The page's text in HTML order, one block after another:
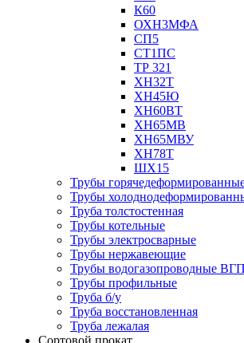
К60
ОХН3МФА
СП5
СТ1ПС
ТР 321
ХН32Т
ХН45Ю
ХН60ВТ
ХН65МВ
ХН65МВУ
ХН78Т
ШХ15
Трубы
Трубы
Труба толстостенная
Трубы котельные
Трубы электросварные
Трубы нержавеющие
Трубы водогазопроводные ВГП
Трубы профильные
Труба б/у
Труба восстановленная
Труба лежалая
Сортовой прокат